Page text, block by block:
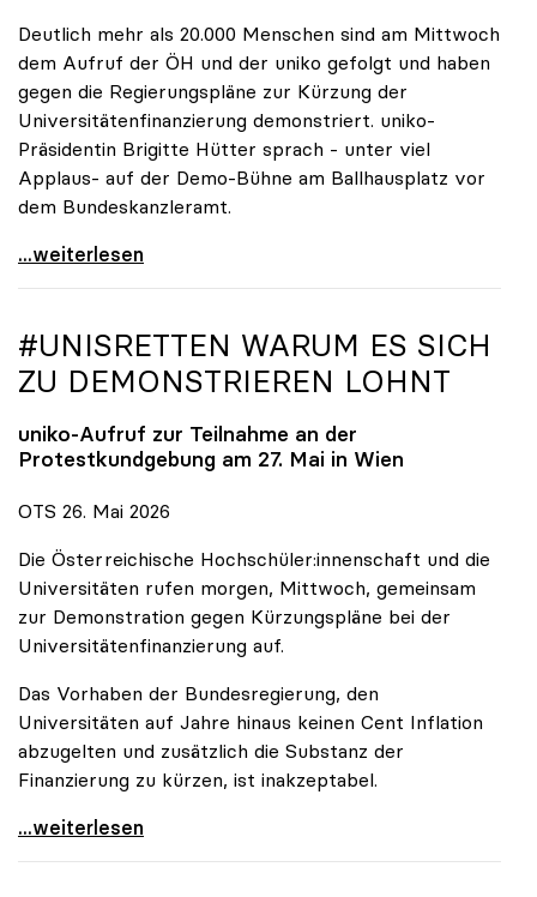
Deutlich mehr als 20.000 Menschen sind am Mittwoch
dem Aufruf der ÖH und der uniko gefolgt und haben
gegen die Regierungspläne zur Kürzung der
Universitätenfinanzierung demonstriert. uniko-
Präsidentin Brigitte Hütter sprach - unter viel
Applaus- auf der Demo-Bühne am Ballhausplatz vor
dem Bundeskanzleramt.
\"Wir nehmen es nicht hin\": Rede von
...weiterlesen
#UNISRETTEN WARUM ES SICH
ZU DEMONSTRIEREN LOHNT
uniko-Aufruf zur Teilnahme an der
Protestkundgebung am 27. Mai in Wien
OTS 26. Mai 2026
Die Österreichische Hochschüler:innenschaft und die
Universitäten rufen morgen, Mittwoch, gemeinsam
zur Demonstration gegen Kürzungspläne bei der
Universitätenfinanzierung auf.
Das Vorhaben der Bundesregierung, den
Universitäten auf Jahre hinaus keinen Cent Inflation
abzugelten und zusätzlich die Substanz der
Finanzierung zu kürzen, ist inakzeptabel.
#UnisRetten Warum es sich zu demonstrieren lohnt
...weiterlesen